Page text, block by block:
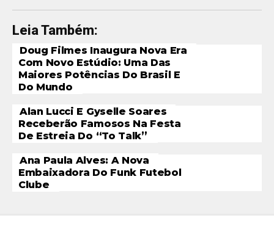
Leia Também:
Doug Filmes Inaugura Nova Era
Com Novo Estúdio: Uma Das
Maiores Potências Do Brasil E
Do Mundo
Alan Lucci E Gyselle Soares
Receberão Famosos Na Festa
De Estreia Do “To Talk”
Ana Paula Alves: A Nova
Embaixadora Do Funk Futebol
Clube